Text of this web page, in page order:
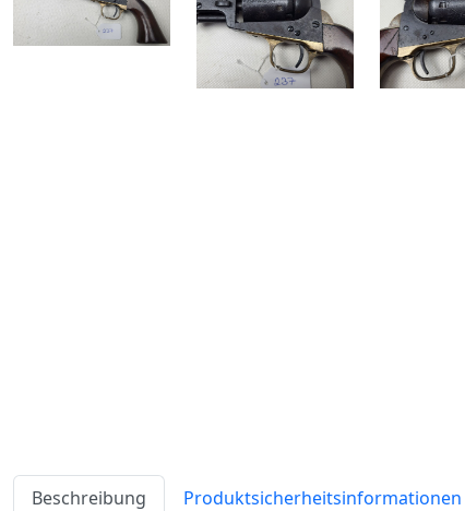
Beschreibung Produktsicherheitsinformationen